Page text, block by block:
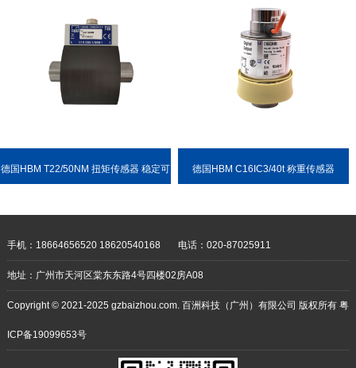
德国HBM T22/50NM 扭矩传感器 稳定可 德国HBM C16IC3/40t 称重传感器
手机：18664656520 18620540168 电话：020-87025911
地址：广州市天河区棠东东路4号四楼02房A08
Copyright © 2021-2025 gzbaizhou.com. 百洲科技（广州）有限公司 版权所有 粤
ICP备19099653号